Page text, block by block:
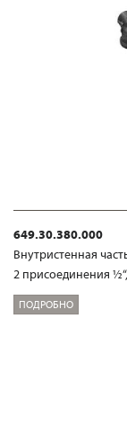
649.30.380.000
Внутристенная
2 присоединения
ПОДРОБНО